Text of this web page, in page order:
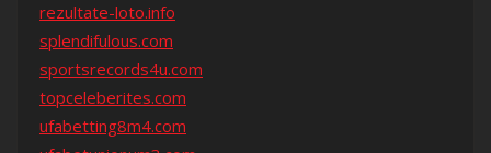
rezultate-loto.info
splendifulous.com
sportsrecords4u.com
topceleberites.com
ufabetting8m4.com